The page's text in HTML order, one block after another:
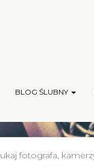
BLOG ŚLUBNY